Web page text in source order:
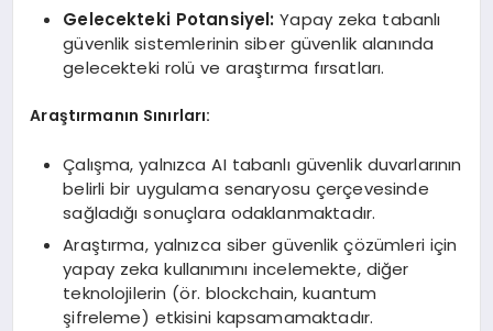
Gelecekteki Potansiyel: Yapay zeka tabanlı
güvenlik sistemlerinin siber güvenlik alanında
gelecekteki rolü ve araştırma fırsatları.
Araştırmanın Sınırları:
Çalışma, yalnızca AI tabanlı güvenlik duvarlarının
belirli bir uygulama senaryosu çerçevesinde
sağladığı sonuçlara odaklanmaktadır.
Araştırma, yalnızca siber güvenlik çözümleri için
yapay zeka kullanımını incelemekte, diğer
teknolojilerin (ör. blockchain, kuantum
şifreleme) etkisini kapsamamaktadır.